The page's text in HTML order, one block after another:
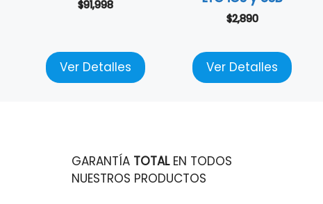
$91,998
Ver Detalles
$2,890
Ver Detalles
GARANTÍA TOTALEN TODOS
NUESTROS PRODUCTOS